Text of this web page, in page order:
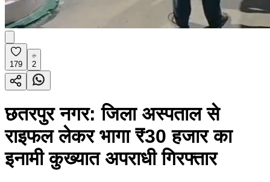
179 2
छतरपुर नगर: जिला अस्पताल से
राइफल लेकर भागा ₹30 हजार का
इनामी कुख्यात अपराधी गिरफ्तार